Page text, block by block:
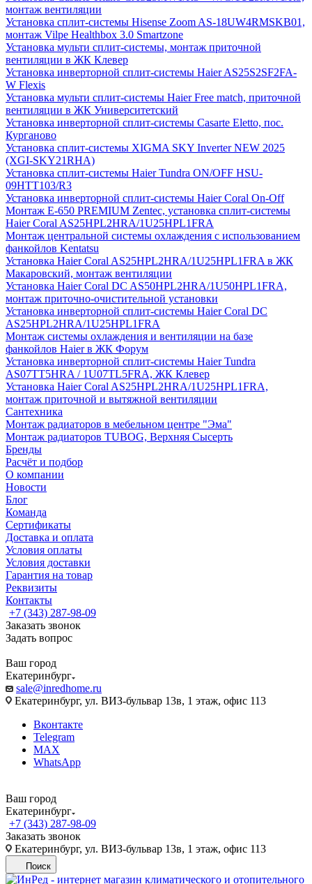
монтаж вентиляции
Установка сплит-системы Hisense Zoom AS-18UW4RMSKB01,
монтаж Vilpe Healthbox 3.0 Smartzone
Установка мульти сплит-системы, монтаж приточной
вентиляции в ЖК Клевер
Установка инверторной сплит-системы Haier AS25S2SF2FA-
W Flexis
Установка мульти сплит-системы Haier Free match, приточной
вентиляции в ЖК Университетский
Установка инверторной сплит-системы Casarte Eletto, пос.
Курганово
Установка сплит-системы XIGMA SKY Inverter NEW 2025
(XGI-SKY21RHA)
Установка сплит-системы Haier Tundra ON/OFF HSU-
09HTT103/R3
Установка инверторной сплит-системы Haier Coral On-Off
Монтаж E-650 PREMIUM Zentec, установка сплит-системы
Haier Coral AS25HPL2HRA/1U25HPL1FRA
Монтаж центральной системы охлаждения с использованием
фанкойлов Kentatsu
Установка Haier Coral AS25HPL2HRA/1U25HPL1FRA в ЖК
Макаровский, монтаж вентиляции
Установка Haier Coral DC AS50HPL2HRA/1U50HPL1FRA,
монтаж приточно-очистительной установки
Установка инверторной сплит-системы Haier Coral DC
AS25HPL2HRA/1U25HPL1FRA
Монтаж системы охлаждения и вентиляции на базе
фанкойлов Haier в ЖК Форум
Установка инверторной сплит-системы Haier Tundra
AS07TT5HRA / 1U07TL5FRA, ЖК Клевер
Установка Haier Coral AS25HPL2HRA/1U25HPL1FRA,
монтаж приточной и вытяжной вентиляции
Сантехника
Монтаж радиаторов в мебельном центре "Эма"
Монтаж радиаторов TUBOG, Верхняя Сысерть
Бренды
Расчёт и подбор
О компании
Новости
Блог
Команда
Сертификаты
Доставка и оплата
Условия оплаты
Условия доставки
Гарантия на товар
Реквизиты
Контакты
+7 (343) 287-98-09
Заказать звонок
Задать вопрос
Ваш город
Екатеринбург
sale@inredhome.ru
Екатеринбург, ул. ВИЗ-бульвар 13в, 1 этаж, офис 113
Вконтакте
Telegram
MAX
WhatsApp
Ваш город
Екатеринбург
+7 (343) 287-98-09
Заказать звонок
Екатеринбург, ул. ВИЗ-бульвар 13в, 1 этаж, офис 113
Поиск